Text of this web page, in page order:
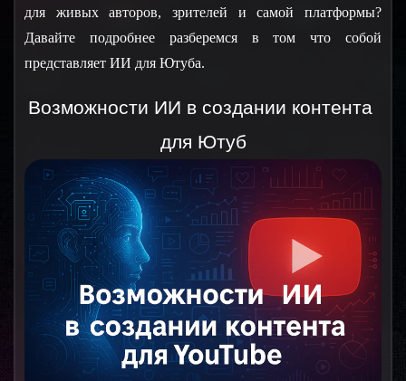
для живых авторов, зрителей и самой платформы?
Давайте подробнее разберемся в том что собой
представляет ИИ для Ютуба.
Возможности ИИ в создании контента
для Ютуб